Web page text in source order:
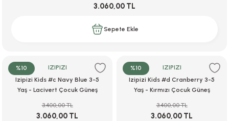
3.060,00 TL
Sepete Ekle
%10
IZIPIZI
Izipizi Kids #c Navy Blue 3-5
Yaş - Lacivert Çocuk Güneş
3.060,00 TL
3.400,00 TL
%10
IZIPIZI
Izipizi Kids #d Cranberry 3-5
Yaş - Kırmızı Çocuk Güneş
3.060,00 TL
3.400,00 TL